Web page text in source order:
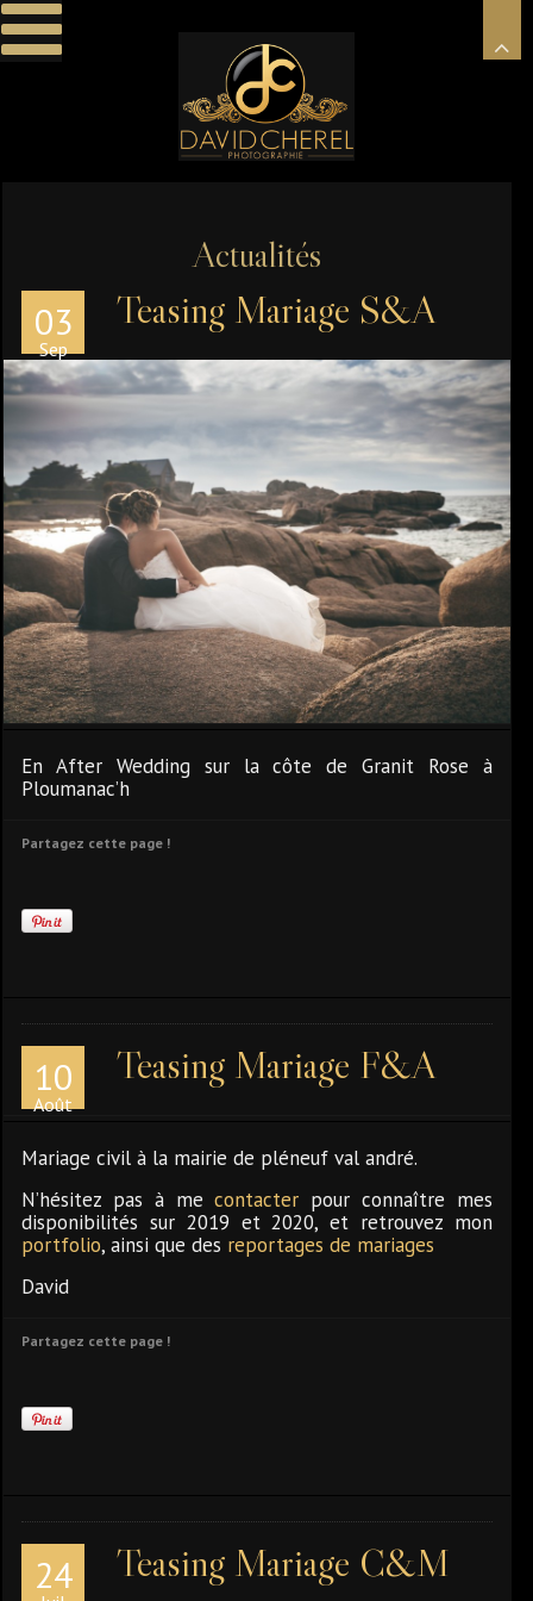
Actualités
03
Sep
Teasing Mariage S&A
En After Wedding sur la côte de Granit Rose à
Ploumanac’h
Partagez cette page !
10
Août
Teasing Mariage F&A
Mariage civil à la mairie de pléneuf val andré.
N’hésitez pas à mecontacter pour connaître mes
disponibilités sur 2019 et 2020, et retrouvez mon
portfolio, ainsi que des reportages de mariages
David
Partagez cette page !
24 Teasing Mariage C&M